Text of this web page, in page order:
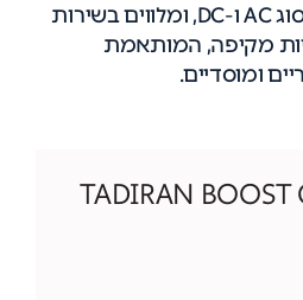
טעינה לרכב חשמלי מסוג AC ו-DC, ומלווים בשירות
מקיפה, המותאמת
ומוסדיים.
TADIRAN BOOST